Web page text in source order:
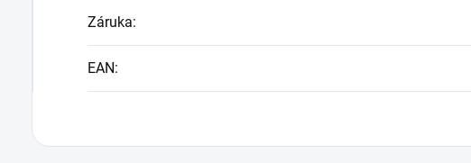
Záruka:
EAN: